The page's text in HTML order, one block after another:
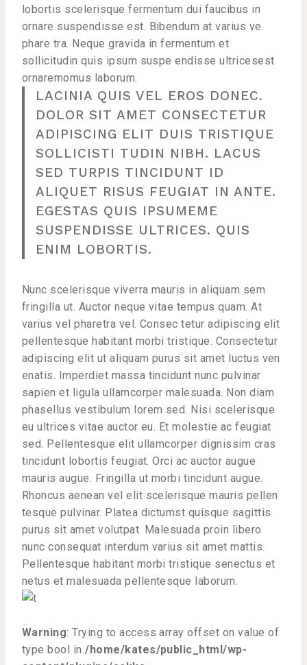
lobortis scelerisque fermentum dui faucibus in
ornare suspendisse est. Bibendum at varius ve
phare tra. Neque gravida in fermentum et
sollicitudin quis ipsum suspe endisse ultricesest
ornaremomus laborum.
LACINIA QUIS VEL EROS DONEC.
DOLOR SIT AMET CONSECTETUR
ADIPISCING ELIT DUIS TRISTIQUE
SOLLICISTI TUDIN NIBH. LACUS
SED TURPIS TINCIDUNT ID
ALIQUET RISUS FEUGIAT IN ANTE.
EGESTAS QUIS IPSUMEME
SUSPENDISSE ULTRICES. QUIS
ENIM LOBORTIS.
Nunc scelerisque viverra mauris in aliquam sem
fringilla ut. Auctor neque vitae tempus quam. At
varius vel pharetra vel. Consec tetur adipiscing elit
pellentesque habitant morbi tristique. Consectetur
adipiscing elit ut aliquam purus sit amet luctus ven
enatis. Imperdiet massa tincidunt nunc pulvinar
sapien et ligula ullamcorper malesuada. Non diam
phasellus vestibulum lorem sed. Nisi scelerisque
eu ultrices vitae auctor eu. Et molestie ac feugiat
sed. Pellentesque elit ullamcorper dignissim cras
tincidunt lobortis feugiat. Orci ac auctor augue
mauris augue. Fringilla ut morbi tincidunt augue.
Rhoncus aenean vel elit scelerisque mauris pellen
tesque pulvinar. Platea dictumst quisque sagittis
purus sit amet volutpat. Malesuada proin libero
nunc consequat interdum varius sit amet mattis.
Pellentesque habitant morbi tristique senectus et
netus et malesuada pellentesque laborum.
Warning: Trying to access array offset on value of
type bool in/home/kates/public_html/wp-